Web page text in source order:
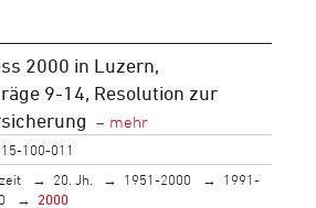
2000 in Luzern,
9-14, Resolution zur
100-011
20. Jh. 1951-2000
1991-
2000